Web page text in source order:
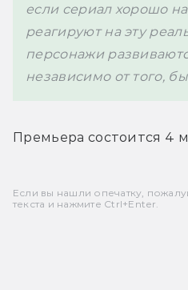
если сериал хорошо
реагируют на эту
персонажи
Премьера состоится 4
Если вы нашли опечатку,
текста и нажмите Ctrl+Enter.